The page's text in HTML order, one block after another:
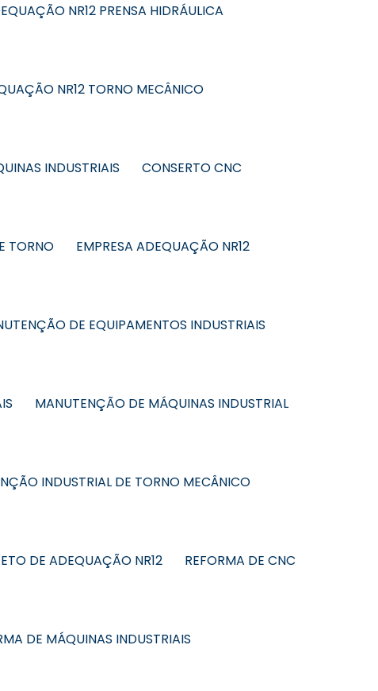
NR12 PRENSA HIDRÁULICA
NR12 TORNO MECÂNICO
INDUSTRIAIS CONSERTO CNC
TORNO EMPRESA ADEQUAÇÃO NR12
DE EQUIPAMENTOS INDUSTRIAIS
MANUTENÇÃO DE MÁQUINAS INDUSTRIAL
INDUSTRIAL DE TORNO MECÂNICO
DE ADEQUAÇÃO NR12 REFORMA DE CNC
DE MÁQUINAS INDUSTRIAIS